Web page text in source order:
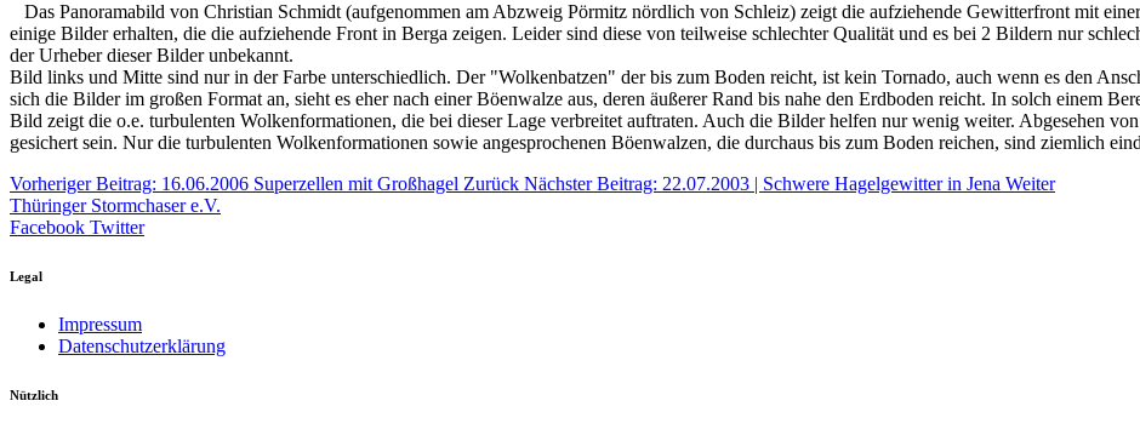
Das Panoramabild von Christian Schmidt (aufgenommen am Abzweig Pörmitz nördlich von Schleiz) zeigt die aufziehende Gewitterfront mit
einige Bilder erhalten, die die aufziehende Front in Berga zeigen. Leider sind diese von teilweise schlechter Qualität und es bei 2 Bildern nur
der Urheber dieser Bilder unbekannt.
Bild links und Mitte sind nur in der Farbe unterschiedlich. Der "Wolkenbatzen" der bis zum Boden reicht, ist kein Tornado, auch wenn es den
sich die Bilder im großen Format an, sieht es eher nach einer Böenwalze aus, deren äußerer Rand bis nahe den Erdboden reicht. In solch einem
Bild zeigt die o.e. turbulenten Wolkenformationen, die bei dieser Lage verbreitet auftraten. Auch die Bilder helfen nur wenig weiter. Abgesehen
gesichert sein. Nur die turbulenten Wolkenformationen sowie angesprochenen Böenwalzen, die durchaus bis zum Boden reichen, sind ziemlich
Vorheriger Beitrag: 16.06.2006 Superzellen mit Großhagel Zurück Nächster Beitrag: 22.07.2003 | Schwere Hagelgewitter in Jena Weiter
Thüringer Stormchaser e.V.
Facebook Twitter
Legal
Impressum
Datenschutzerklärung
Nützlich